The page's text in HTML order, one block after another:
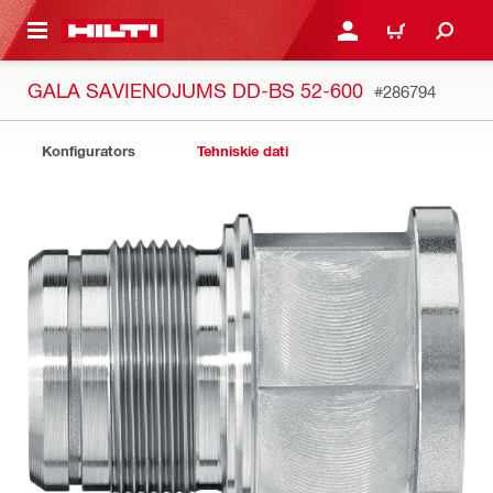
SATURU PIESLĒGTIES VAI
IEPIRKŠANĀS
GALA SAVIENOJUMS DD-BS 52-600 #286794
Konfigurators Tehniskie dati